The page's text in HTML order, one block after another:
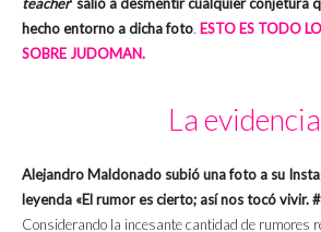
teacher‘ salió a desmentir cualquier conjetura
hecho entorno a dicha foto. ESTO ES TODO
SOBRE JUDOMAN.
La evidencia
Alejandro Maldonado subió una foto a su
leyenda «El rumor es cierto; así nos tocó vivir.
Considerando la incesante cantidad de rumores